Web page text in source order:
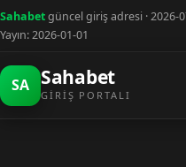
Sahabetgüncel giriş adresi ·
Yayın: 2026-01-01
SA Sahabet
GIRIŞ PORTALI